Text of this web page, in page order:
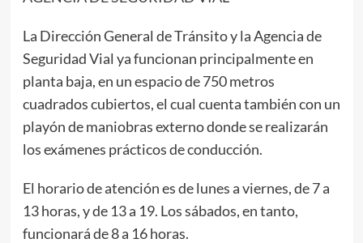
La Dirección General de Tránsito y la Agencia de
Seguridad Vial ya funcionan principalmente en
planta baja, en un espacio de 750 metros
cuadrados cubiertos, el cual cuenta también con un
playón de maniobras externo donde se realizarán
los exámenes prácticos de conducción.
El horario de atención es de lunes a viernes, de 7 a
13 horas, y de 13 a 19. Los sábados, en tanto,
funcionará de 8 a 16 horas.